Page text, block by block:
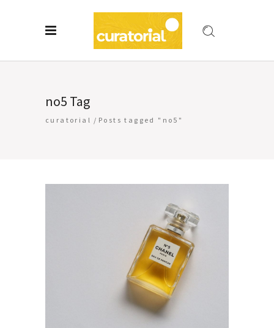
no5 Tag
curatorial / Posts tagged "no5"